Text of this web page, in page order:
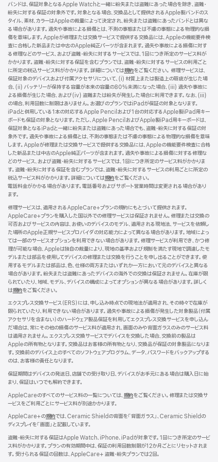
ン
ド
ウ
で
開
き
ま
す）
バンドは、保証対象となるApple Watchと一緒に紛失または盗難にあった場合を除き、盗難・
紛失に対する保証の対象外です。対象となる場合、交換品として提供されるApple製バンドのス
タイル、素材、カラーはAppleの裁量によって決定され、紛失または盗難にあったバンドとは異な
る場合があります。過失や事故による損傷とは、不測の事態または不慮の事態による物理的な損
傷を意味します。Appleが修理または交換サービスで提供する交換品には、Appleの機能要件検
査に合格した新品または中古のApple純正パーツが含まれます。過失や事故による損傷に対す
る修理などのサービス、および盗難・紛失に対するサービスでは、1回につき所定のサービス料が
かかります。盗難・紛失に対する保証を含むプランでは、盗難・紛失に対するサービスの利用ごと
に所定の税込サービス料がかかります。詳細については規約（新
規
ウ
イ
ン
ド
ウ
で
開
き
ま
す）
をご覧ください。 修理サービスは、
保証対象のデバイスおよび付属アクセサリについて、(i) 材質上または製造上の瑕疵が生じた場
合、(ii) バッテリーが保持する容量が本来の容量の80%未満になった場合、(iii) 過失や事故に
よる損傷が生じた場合、および(iv) 盗難または紛失が発生した場合に利用できます。なお、(iii)
の場合、利用回数に制限はありません。お選びのプランではiPadが保証の対象となります。
iPadと併用している1本の対応するApple Pencilおよび1台の対応するApple製iPad用キー
ボードも保証の対象となります。ただし、Apple PencilおよびApple製iPad用キーボードは、
保証対象となるiPadと一緒に紛失または盗難にあった場合でも、盗難・紛失に対する保証の対
象外です。過失や事故による損傷とは、不測の事態または不慮の事態による物理的な損傷を意味
します。Appleが修理または交換サービスで提供する交換品には、Appleの機能要件検査に合格
した新品または中古のApple純正パーツが含まれます。過失や事故による損傷に対する修理な
どのサービス、および盗難・紛失に対するサービスでは、1回につき所定のサービス料がかかりま
す。盗難・紛失に対する保証を含むプランでは、盗難・紛失に対するサービスの利用ごとに所定の
税込サービス料がかかります。詳細については規約（新
規
ン
ド
ウ
で
開
き
ま
す）
をご覧ください。
電話料金がかかる場合があります。電話番号およびサポート営業時間は変更される場合があり
ます。
修理サービスは、適用されるAppleCare+プランの規約にもとづいて提供されます。
AppleCare+プランを購入した国以外での修理サービスは保証されません。修理または交換の
可否およびサービスの内容は、お使いのデバイスのモデル、適用される現地法、サービスを依頼し
た場所のApple正規サービスプロバイダの対応能力によって異なる場合があります。地域によっ
ては一部のサービスオプションを利用できない場合があります。修理サービスが利用でき、かつ修
理が可能な場合、Appleは独自の裁量により、現地の基準および規制を満たす現地で調達したモ
デルまたは部品を使用してデバイスの修理または交換を行うことを申し出ることができます。使
用するモデルまたは部品は、色、仕様の両方またはいずれか一方において元のデバイスと異なる
場合があります。紛失または盗難にあったデバイスの海外での交換は保証されません。在庫が限
られていたり、地域、モデル、デバイスの構成によってオプションが異なる場合があります。詳しく
は規約（新
ウ
イ
ン
ド
ウ
で
開
き
ま
す）
をご覧ください。
エクスプレス交換サービス（ERS）には、申し込み時点での現地法が適用され、その時々で在庫が
限られていたり、利用できない場合があります。過失や事故による損傷が発生した対象製品（付属
アクセサリを含まない）のハードウェア製品保証を利用してエクスプレス交換サービスを申し込ん
だ場合は、常にその他の損傷のサービス料が適用され、画面のみや背面ガラスのみのサービス料
は適用されません。エクスプレス交換サービスでデバイスを交換した場合、交換前の製品は
Appleの所有物となります。交換品はお客様の所有物となり、交換品が保証の対象製品になりま
す。交換前のデバイス上のすべてのソフトウェアプログラム、データ、パスワードをバックアップする
のは、お客様の責任となります。
保証期間はデバイスの発送日、店舗での受け取り日、デバイスがお手元にある場合は購入日に始
まり、保証はいつでも解約できます。
AppleCareのすべてのサービス料の一覧については、 規約（新
イ
ド
ウ
で
をご覧ください。修理または交換サ
ービスをご利用ごとにサービス料が別途かかります。
AppleCare+の規約（新
規
イ
ン
ド
では、Ceramic Shieldの背面を「背面ガラス」、Ceramic Shieldの
ディスプレイを「画面」と記載しています。
盗難・紛失に対する保証はApple Watch、iPhone、iPadが対象です。1回につき所定のサービ
ス料がかかります。プランの有効期間中は、保証の利用回数制限が12か月ごとにリセットされま
す。受けられる保証の回数は、AppleCare+ 盗難・紛失プランでは2回。